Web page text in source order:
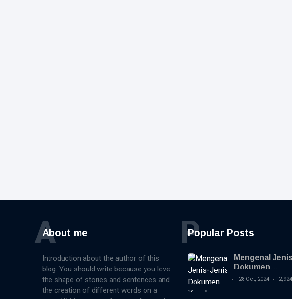
About me
A
Introduction about the author of this
blog. You should write because you love
the shape of stories and sentences and
the creation of different words on a
Popular Posts
P
Mengenal
Dokumen
Kepabeanan
28 Oct, 2024 2,924